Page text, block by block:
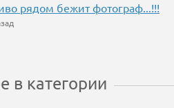
рядом бежит фотограф...!!!
в категории